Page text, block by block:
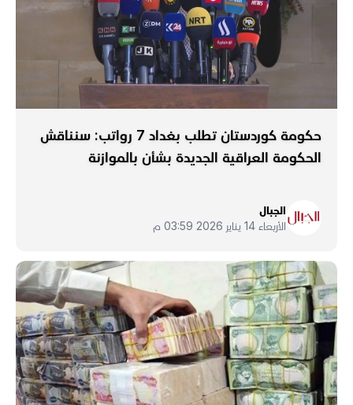
حكومة كوردستان تطلب بغداد 7 رواتب: سنناقش
الحكومة العراقية الجديدة بشأن بالموازنة
الجبال
الأربعاء 14 يناير 2026 03:59 م